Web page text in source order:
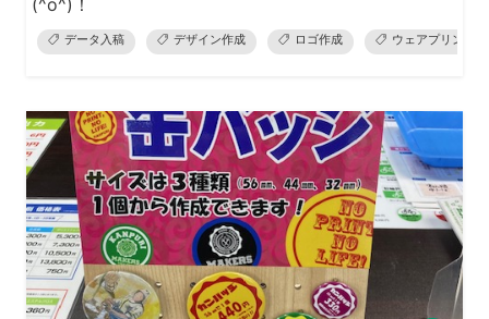
データ入稿 デザイン作成 ロゴ作成 ウェアプリント